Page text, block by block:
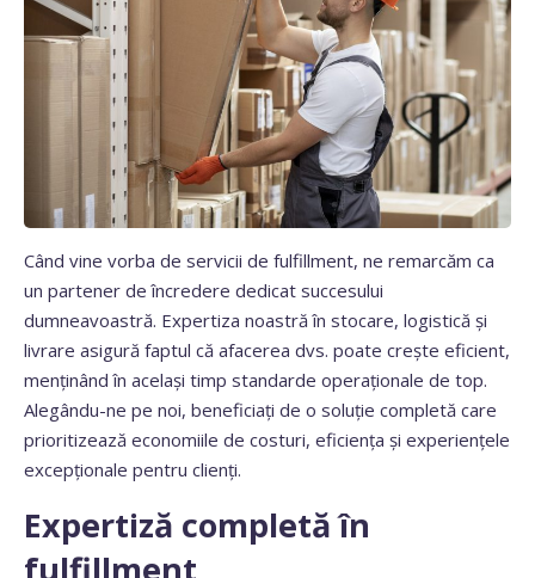
Când vine vorba de servicii de fulfillment, ne remarcăm ca
un partener de încredere dedicat succesului
dumneavoastră. Expertiza noastră în stocare, logistică și
livrare asigură faptul că afacerea dvs. poate crește eficient,
menținând în același timp standarde operaționale de top.
Alegându-ne pe noi, beneficiați de o soluție completă care
prioritizează economiile de costuri, eficiența și experiențele
excepționale pentru clienți.
Expertiză completă în
fulfillment